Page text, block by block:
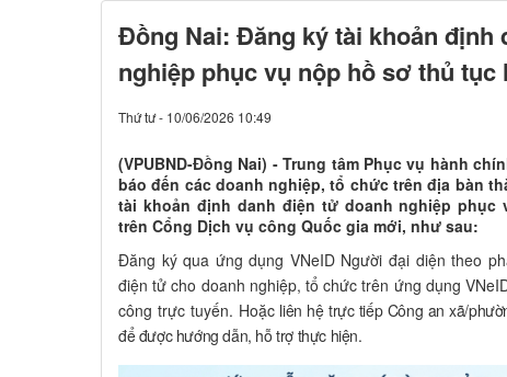
Đồng Nai: Đăng ký tài khoản định
nghiệp phục vụ nộp hồ sơ thủ tục
Thứ tư - 10/06/2026 10:49
(VPUBND-Đồng Nai) - Trung tâm Phục vụ hành
báo đến các doanh nghiệp, tổ chức trên địa bàn
tài khoản định danh điện tử doanh nghiệp
trên Cổng Dịch vụ công Quốc gia mới, như sau:
Đăng ký qua ứng dụng VNeID Người đại diện theo
điện tử cho doanh nghiệp, tổ chức trên ứng dụng
công trực tuyến. Hoặc liên hệ trực tiếp Công an xã/
để được hướng dẫn, hỗ trợ thực hiện.